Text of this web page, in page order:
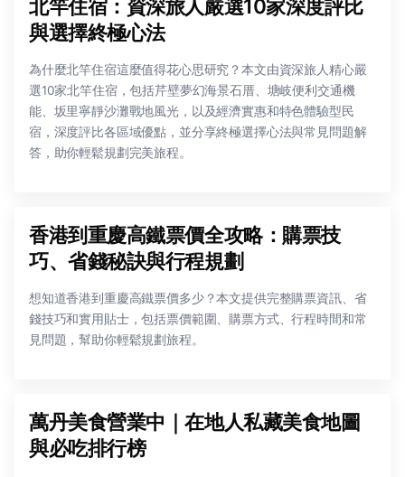
北竿住宿：資深旅人嚴選10家深度評比
與選擇終極心法
為什麼北竿住宿這麼值得花心思研究？本文由資深旅人精心嚴
選10家北竿住宿，包括芹壁夢幻海景石厝、塘岐便利交通機
能、坂里寧靜沙灘戰地風光，以及經濟實惠和特色體驗型民
宿，深度評比各區域優點，並分享終極選擇心法與常見問題解
答，助你輕鬆規劃完美旅程。
香港到重慶高鐵票價全攻略：購票技
巧、省錢秘訣與行程規劃
想知道香港到重慶高鐵票價多少？本文提供完整購票資訊、省
錢技巧和實用貼士，包括票價範圍、購票方式、行程時間和常
見問題，幫助你輕鬆規劃旅程。
萬丹美食營業中｜在地人私藏美食地圖
與必吃排行榜